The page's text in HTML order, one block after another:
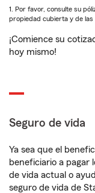
1. Por favor, consulte su
propiedad cubierta y de las
¡Comience su
hoy mismo!
Seguro de vida
Ya sea que el
beneficiario a pagar
de vida actual o
seguro de vida de